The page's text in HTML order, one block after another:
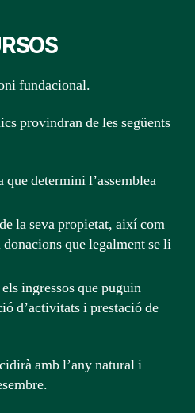
fundacional.
provindran de les següents
que determini l’assemblea
la seva propietat, així com
que legalment se li
ingressos que puguin
d’activitats i prestació de
amb l’any natural i